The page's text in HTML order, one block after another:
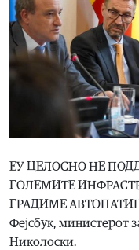
ЕУ ЦЕЛОСНО НЕ
ГОЛЕМИТЕ
ГРАДИМЕ
Фејсбук, министерот
Николоски.